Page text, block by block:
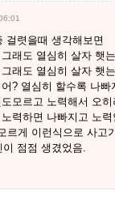
걸렷을때 생각해보면
래도 열심히 살자 햇
래도 열심히 살자 햇
? 열심히 할수록 나빠
모르고 노력해서 오
력하면 나빠지고 노
르게 이런식으로 사고
점점 생겼었음.